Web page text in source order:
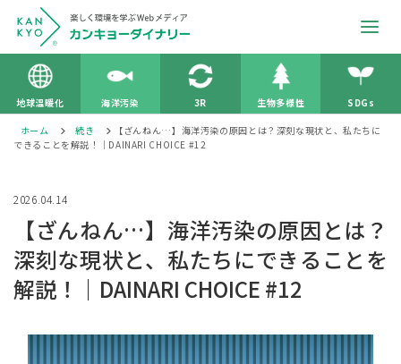
地球温暖化 海洋汚染 3R 生物多様性 SDGs
ホーム 続き
【ざんねん…】海洋汚染の原因とは？深刻な現状と、私たちに
できることを解説！｜DAINARI CHOICE #12
2026.04.14
【ざんねん…】海洋汚染の原因とは？
深刻な現状と、私たちにできることを
解説！｜DAINARI CHOICE #12